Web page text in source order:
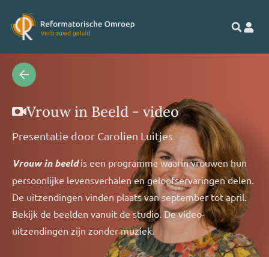
Vrouw in Beeld - video
Presentatie door Carolien Luitjes
Vrouw in beeldis een programma waarin vrouwen hun
persoonlijke levensverhalen en geloofservaringen delen.
De uitzendingen vinden plaats van september tot april.
Bekijk de beelden vanuit de studio. De video-
uitzendingen zijn zonder muziek.